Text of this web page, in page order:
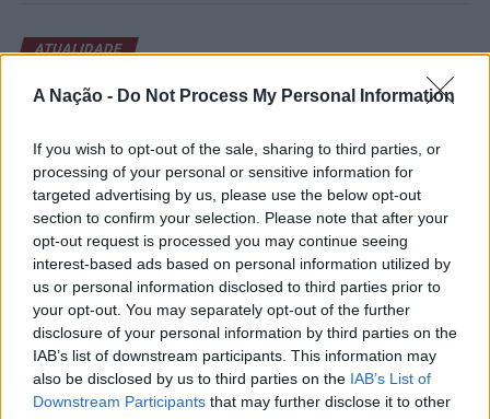
A Nação - Do Not Process My Personal Information
If you wish to opt-out of the sale, sharing to third parties, or
processing of your personal or sensitive information for
targeted advertising by us, please use the below opt-out
section to confirm your selection. Please note that after your
opt-out request is processed you may continue seeing
interest-based ads based on personal information utilized by
us or personal information disclosed to third parties prior to
your opt-out. You may separately opt-out of the further
disclosure of your personal information by third parties on the
IAB’s list of downstream participants. This information may
also be disclosed by us to third parties on the IAB’s List of
Downstream Participants that may further disclose it to other
início de uma competição que voltou a colocar o
concelho no centro do calendário internacional do
ténis.
como Casper Ruud (Noruega), Alejandro Davidovich
Fokina (Espanha) e Matteo Arnaldi (Itália), a prova
apresentou um quadro competitivo de elevado nível,
liderado pelo russo Andrey Rublev, primeiro cabeça de
série, pelo italiano Luciano Darderi, pelo chileno
Alejandro Tabilo e pelo belga Alexander Blockx.
Um dos momentos mais aguardados da semana foi
também o regresso do suíço Stan Wawrinka ao Estoril,
integrado na digressão de despedida do antigo vencedor
de três torneios do Grand Slam.
ATUALIDADE
Castelo Branco: “Bienal
promete afirmar artesanato,
património e inovação como
“motores de desenvolvimento
económico e cultural” do município
português
Publicado 1 dia atrás on 07/08/2026
Por Ígor Lopes